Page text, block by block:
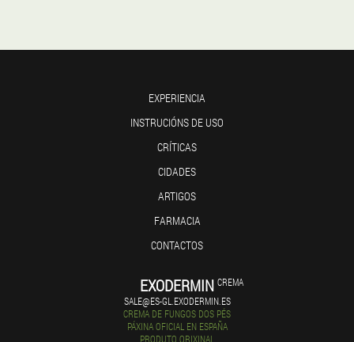
EXPERIENCIA
INSTRUCIÓNS DE USO
CRÍTICAS
CIDADES
ARTIGOS
FARMACIA
CONTACTOS
EXODERMIN CREMA
SALE@ES-GL.EXODERMIN.ES
CREMA DE FUNGOS DOS PÉS
PÁXINA OFICIAL EN ESPAÑA
PRODUTO ORIXINAL